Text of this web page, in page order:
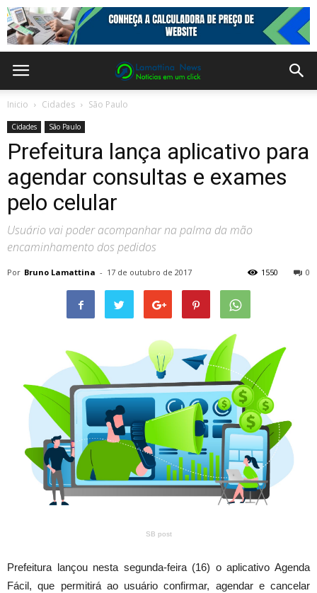
Inicio Cidades São Paulo
Cidades São Paulo
Prefeitura lança aplicativo para
agendar consultas e exames
pelo celular
Usuário vai poder acompanhar na palma da mão
encaminhamento dos pedidos
Por Bruno Lamattina - 17 de outubro de 2017 0
1550
SB post
Prefeitura lançou nesta segunda-feira (16) o aplicativo Agenda
Fácil, que permitirá ao usuário confirmar, agendar e cancelar